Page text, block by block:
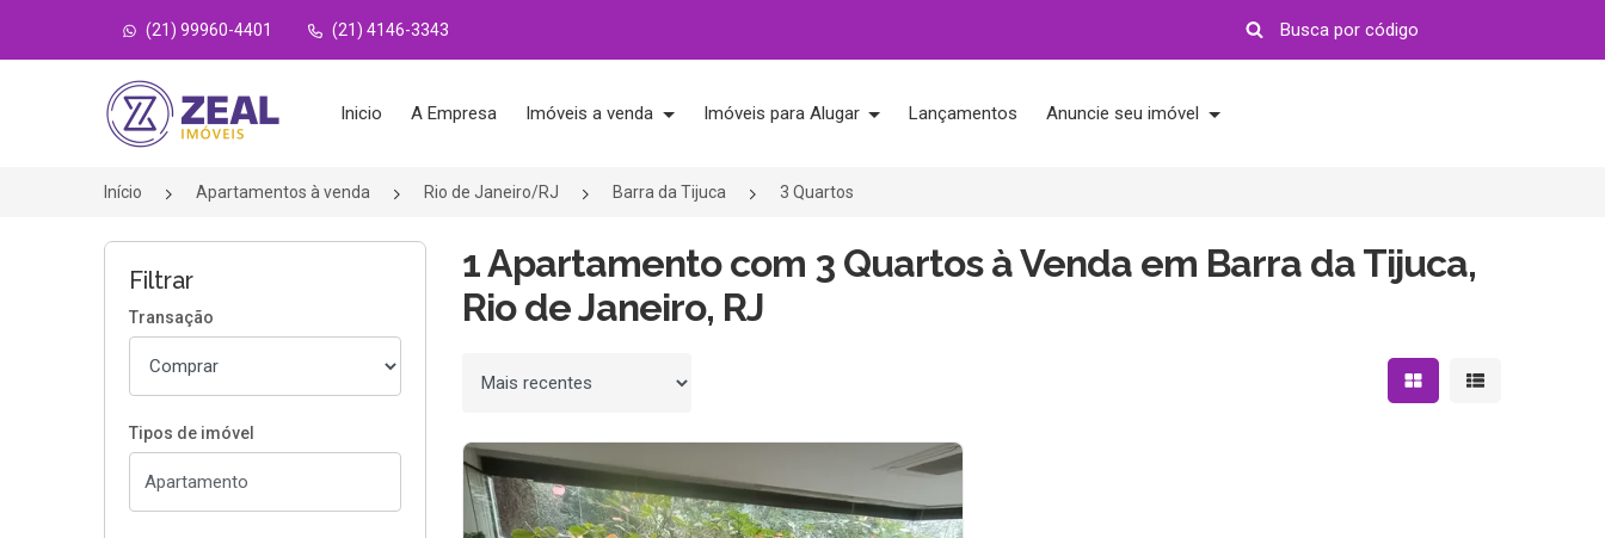
(21) 99960-4401 (21) 4146-3343
Página inicial
Inicio A Empresa Imóveis a venda Imóveis para Alugar Lançamentos Anuncie seu imóvel
Início Apartamentos à venda Rio de Janeiro/RJ Barra da Tijuca 3 Quartos
Filtrar
Transação
Tipos de imóvel
1 Apartamento com 3 Quartos à Venda em Barra da Tijuca,
Rio de Janeiro, RJ
Ordenar por Mostrar resultados em
Mostrar